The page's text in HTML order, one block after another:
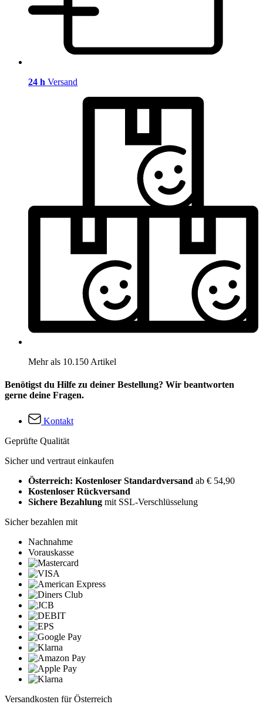
24 h Versand
Mehr als 10.150 Artikel
Benötigst du Hilfe zu deiner Bestellung? Wir beantworten
gerne deine Fragen.
Kontakt
Geprüfte Qualität
Sicher und vertraut einkaufen
Österreich: Kostenloser Standardversand ab € 54,90
Kostenloser Rückversand
Sichere Bezahlung mit SSL-Verschlüsselung
Sicher bezahlen mit
Nachnahme
Vorauskasse
Versandkosten für Österreich